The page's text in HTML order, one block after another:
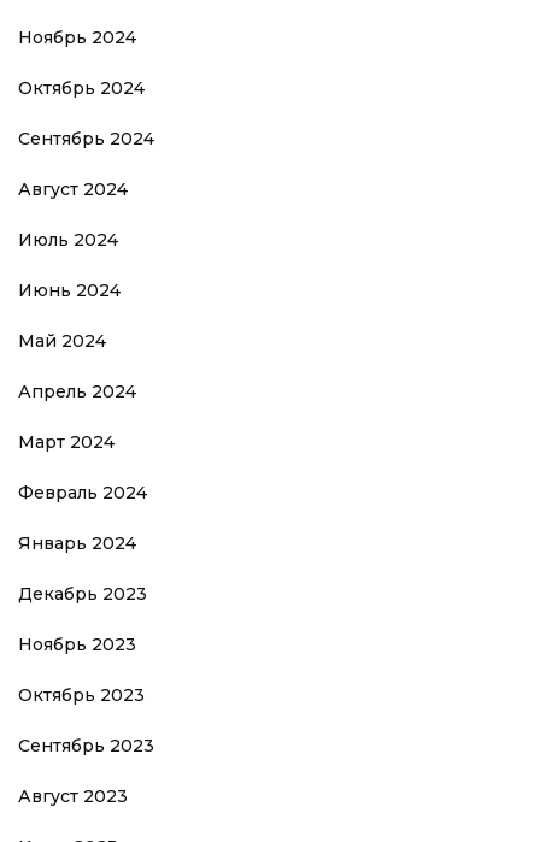
Ноябрь 2024
Октябрь 2024
Сентябрь 2024
Август 2024
Июль 2024
Июнь 2024
Май 2024
Апрель 2024
Март 2024
Февраль 2024
Январь 2024
Декабрь 2023
Ноябрь 2023
Октябрь 2023
Сентябрь 2023
Август 2023